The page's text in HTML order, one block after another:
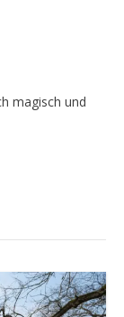
magisch und